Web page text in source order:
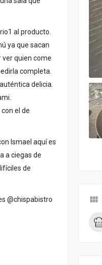
al producto.
ya que sacan
quien come
completa.
delicia.
el de
Ismael aquí es
a ciegas de
de
@chispabistro